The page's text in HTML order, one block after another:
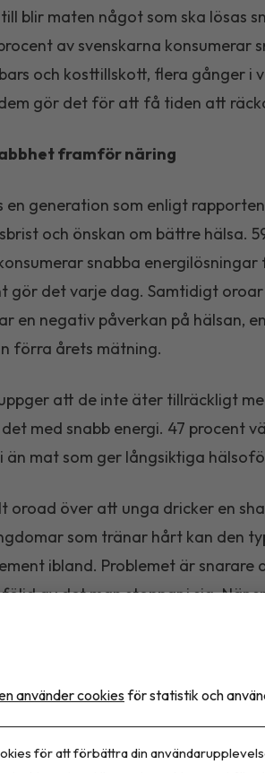
blir maten något som ska lösas
av svenskarna konsumerar
och kosttillskott, flera gånger i
gör det för att få tiden att
framför näring
en generation som enligt
och önskan om bättre hälsa.
snabba
gör det varje dag. Samtidigt
en negativ påverkan på hälsan,
förra årets mätning.
att de inte äter tillräckligt
med snabb energi. 47 procent
än mat som ger långsiktiga
oroad över att unga dricker en
som tränar hårt kan den
ibland. Problemet är snarare
av det man stoppar i sig. När
använder cookies för statistik och
för att förbättra din